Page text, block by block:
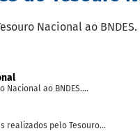
Nacional ao BNDES.
ao BNDES....
realizados pelo Tesouro...